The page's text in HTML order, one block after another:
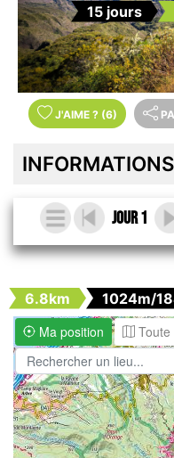
15 jours
J'AIME ? (6)
Jour 1
6.8km
1024m/
Ma position
Toute